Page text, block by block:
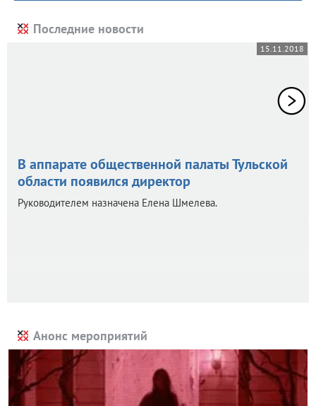
Последние новости
15.11.2018
В аппарате общественной палаты Тульской
области появился директор
Руководителем назначена Елена Шмелева.
Анонс мероприятий